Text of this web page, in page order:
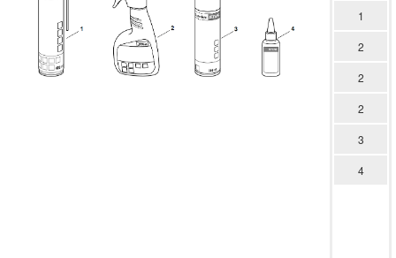
1
2
2
2
3
4